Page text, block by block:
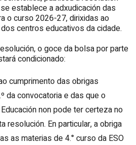
establece a adxudicación das
o curso 2026-27, dirixidas ao
centros educativos da cidade.
o goce da bolsa por parte
condicionado:
cumprimento das obrigas
da convocatoria e das que o
non pode ter certeza no
resolución. En particular, a obriga
as materias de 4.° curso da ESO